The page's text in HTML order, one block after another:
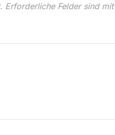
Erforderliche Felder sind mit